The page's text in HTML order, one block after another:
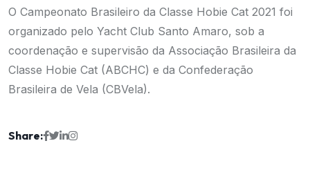
O Campeonato Brasileiro da Classe Hobie Cat 2021 foi
organizado pelo Yacht Club Santo Amaro, sob a
coordenação e supervisão da Associação Brasileira da
Classe Hobie Cat (ABCHC) e da Confederação
Brasileira de Vela (CBVela).
Share: